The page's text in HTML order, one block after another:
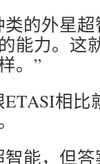
的外星
能力。这
。”
相比
能，但